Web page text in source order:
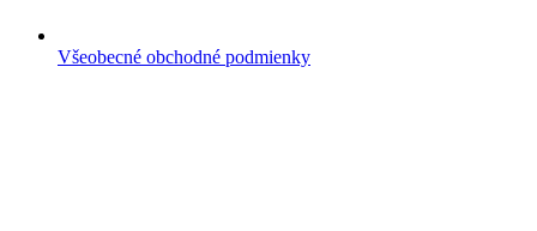
Všeobecné obchodné podmienky